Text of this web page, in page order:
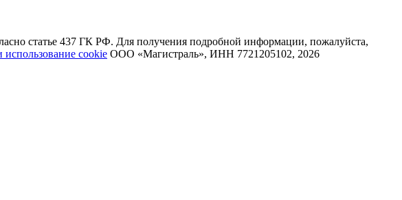
статье 437 ГК РФ. Для получения подробной информации, пожалуйста,
сookie ООО «Магистраль», ИНН 7721205102, 2026